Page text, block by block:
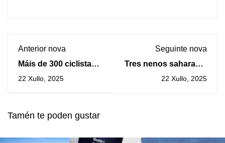
Anterior nova
Máis de 300 ciclistas
galegos e
22 Xullo, 2025
Seguinte nova
Tres nenos saharauís
viven este verán con
22 Xullo, 2025
Tamén te poden gustar